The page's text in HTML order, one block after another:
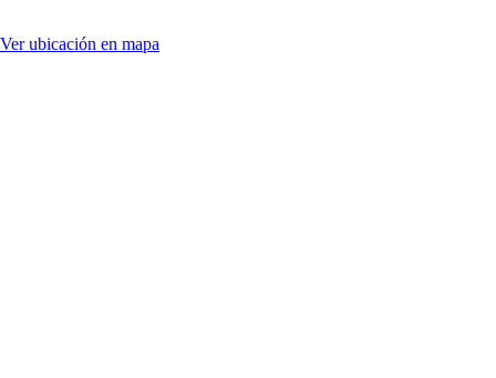
Ver ubicación en mapa